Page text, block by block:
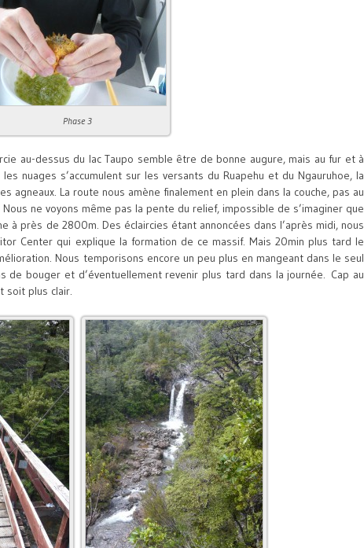
Phase 3
au-dessus du lac Taupo semble être de bonne augure, mais au fur et à
nuages s’accumulent sur les versants du Ruapehu et du Ngauruhoe, la
agneaux. La route nous amène finalement en plein dans la couche, pas au
ne voyons même pas la pente du relief, impossible de s’imaginer que
à près de 2800m. Des éclaircies étant annoncées dans l’après midi, nous
Center qui explique la formation de ce massif. Mais 20min plus tard le
Nous temporisons encore un peu plus en mangeant dans le seul
de bouger et d’éventuellement revenir plus tard dans la journée. Cap au
soit plus clair.